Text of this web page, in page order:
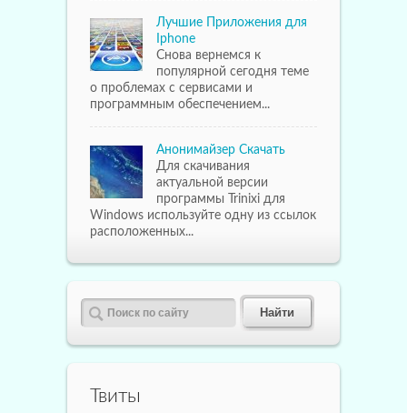
Лучшие Приложения для
Iphone
Снова вернемся к
популярной сегодня теме
о проблемах с сервисами и
программным обеспечением...
Анонимайзер Скачать
Для скачивания
актуальной версии
программы Trinixi для
Windows используйте одну из ссылок
расположенных...
Твиты